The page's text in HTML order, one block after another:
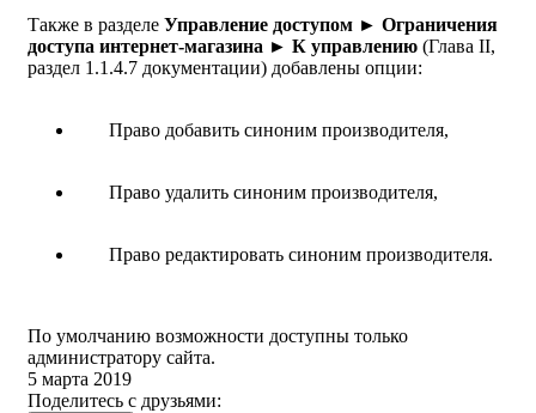
Также в разделе Управление доступом ► Ограничения
доступа интернет-магазина ► К управлению (Глава II,
раздел 1.1.4.7 документации) добавлены опции:
Право добавить синоним производителя,
Право удалить синоним производителя,
Право редактировать синоним производителя.
По умолчанию возможности доступны только
администратору сайта.
5 марта 2019
Поделитесь с друзьями: